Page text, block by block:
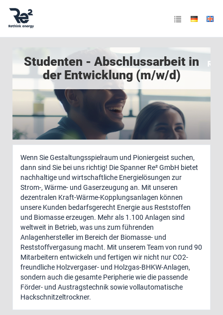
Studenten - Abschlussarbeit in
der Entwicklung (m/w/d)
Wenn Sie Gestaltungsspielraum und Pioniergeist suchen,
dann sind Sie bei uns richtig! Die Spanner Re² GmbH bietet
nachhaltige und wirtschaftliche Energielösungen zur
Strom-, Wärme- und Gaserzeugung an. Mit unseren
dezentralen Kraft-Wärme-Kopplungsanlagen können
unsere Kunden bedarfsgerecht Energie aus Reststoffen
und Biomasse erzeugen. Mehr als 1.100 Anlagen sind
weltweit in Betrieb, was uns zum führenden
Anlagenhersteller im Bereich der Biomasse- und
Reststoffvergasung macht. Mit unserem Team von rund 90
Mitarbeitern entwickeln und fertigen wir nicht nur CO2-
freundliche Holzvergaser- und Holzgas-BHKW-Anlagen,
sondern auch die gesamte Peripherie wie die passende
Förder- und Austragstechnik sowie vollautomatische
Hackschnitzeltrockner.